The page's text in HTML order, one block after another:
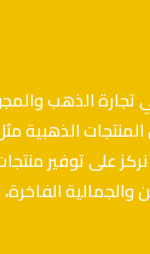
الذهب
الذهبية
على توفير
والجمالية